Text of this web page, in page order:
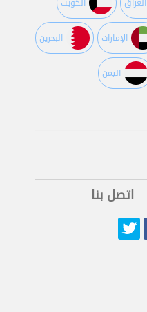
اﻹمارات البحرين
اليمن
اتصل بنا